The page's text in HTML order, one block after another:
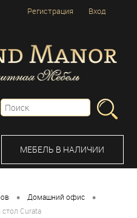
Вход
Регистрация
МЕБЕЛЬ В НАЛИЧИИ
• Домашний офис •
Curata